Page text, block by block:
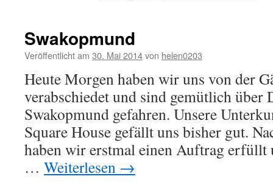
Swakopmund
Veröffentlicht am 30. Mai 2014von helen0203
Heute Morgen haben wir uns von der
verabschiedet und sind gemütlich über
Swakopmund gefahren. Unsere
Square House gefällt uns bisher gut.
haben wir erstmal einen Auftrag erfüllt
… Weiterlesen →